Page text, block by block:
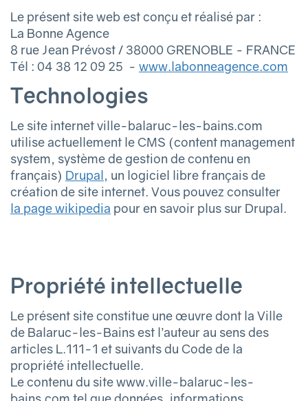
Le présent site web est conçu et réalisé par :
La Bonne Agence
8 rue Jean Prévost / 38000 GRENOBLE - FRANCE
Tél : 04 38 12 09 25 - www.labonneagence.com
Technologies
Le site internet ville-balaruc-les-bains.com
utilise actuellement le CMS (content management
system, système de gestion de contenu en
français) Drupal, un logiciel libre français de
création de site internet. Vous pouvez consulter
la page wikipedia pour en savoir plus sur Drupal.
Propriété intellectuelle
Le présent site constitue une œuvre dont la Ville
de Balaruc-les-Bains est l’auteur au sens des
articles L.111-1 et suivants du Code de la
propriété intellectuelle.
Le contenu du site www.ville-balaruc-les-
bains.com tel que données, informations,